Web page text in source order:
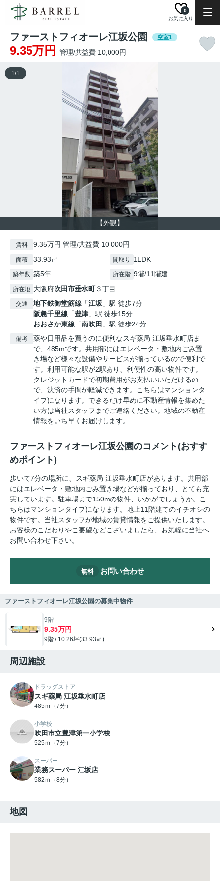
お気に入り
0
ファーストフィオーレ江坂公園 空室1
9.35万円 管理/共益費 10,000円
【外観】
1/1
賃料 9.35万円 管理/共益費 10,000円
面積 33.93㎡ 間取り 1LDK
築年数 築5年 所在階 9階/11階建
所在地 大阪府吹田市垂水町３丁目
交通 地下鉄御堂筋線 「江坂 」駅 徒歩7分
阪急千里線 「豊津 」駅 徒歩15分
おおさか東線 「南吹田 」駅 徒歩24分
備考
薬や日用品を買うのに便利なスギ薬局 江坂垂水町店ま
で、485mです。共用部にはエレベータ・敷地内ごみ置
き場など様々な設備やサービスが揃っているので便利で
す。利用可能な駅が2駅あり、利便性の高い物件です。
クレジットカードで初期費用がお支払いいただけるの
で、決済の手間が軽減できます。こちらはマンションタ
イプになります。できるだけ早めに不動産情報を集めた
い方は当社スタッフまでご連絡ください。地域の不動産
情報をいち早くお届けします。
ファーストフィオーレ江坂公園のコメント(おすす
めポイント)
歩いて7分の場所に、スギ薬局 江坂垂水町店があります。共用部
にはエレベータ・敷地内ごみ置き場などが揃っており、とても充
実しています。駐車場まで150mの物件、いかがでしょうか。こ
ちらはマンションタイプになります。地上11階建てのイチオシの
物件です。当社スタッフが地域の賃貸情報をご提供いたします。
お客様のこだわりやご要望などございましたら、お気軽に当社へ
お問い合わせ下さい。
無料 お問い合わせ
ファーストフィオーレ江坂公園の募集中物件
9階
9.35万円
9階 / 10.26坪(33.93㎡)
周辺施設
ドラッグストア
スギ薬局 江坂垂水町店
485ｍ（7分）
小学校
吹田市立豊津第一小学校
525ｍ（7分）
スーパー
業務スーパー 江坂店
582ｍ（8分）
地図